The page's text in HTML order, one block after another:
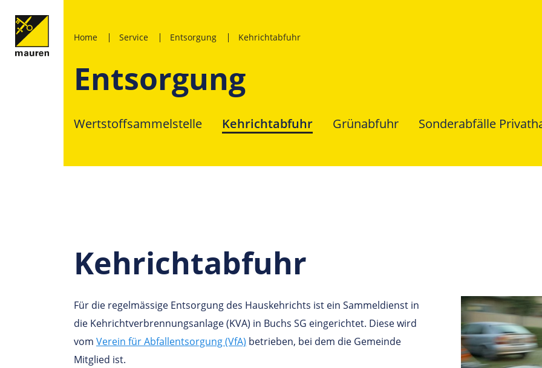
Home Service Entsorgung Kehrichtabfuhr
Entsorgung
Wertstoffsammelstelle Kehrichtabfuhr Grünabfuhr Sonderabfälle
Kehrichtabfuhr
Für die regelmässige Entsorgung des Hauskehrichts ist ein Sammeldienst in
die Kehrichtverbrennungsanlage (KVA) in Buchs SG eingerichtet. Diese wird
vom Verein für Abfallentsorgung (VfA) betrieben, bei dem die Gemeinde
Mitglied ist.